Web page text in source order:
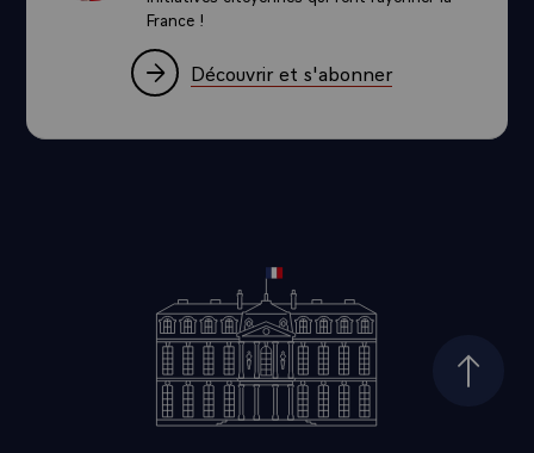
France !
Découvrir et s'abonner
Haut